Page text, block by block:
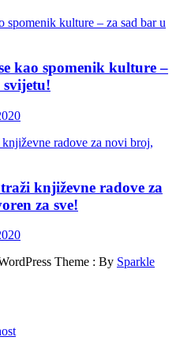
kao spomenik kulture –
književne radove za
za sve!
Theme : By Sparkle